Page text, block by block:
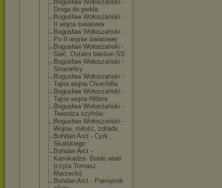
Bogusław Wołoszański -
Droga do piekła
Bogusław Wołoszański -
II wojna światowa
Bogusław Wołoszański -
Po II wojnie światowej
Bogusław Wołoszański -
Sieć. Ostatni bastion SS
Bogusław Wołoszański -
Straceńcy
Bogusław Wołoszański -
Tajna wojna Churchilla
Bogusław Wołoszański -
Tajna wojna Hitlera
Bogusław Wołoszański -
Twierdza szyfrów
Bogusław Wołoszański -
Wojna, miłość, zdrada
Bohdan Arct - Cyrk
Skalskiego
Bohdan Arct -
Kamikadze. Boski wiatr
(czyta Tomasz
Marzecki)
Bohdan Arct - Pamiętnik